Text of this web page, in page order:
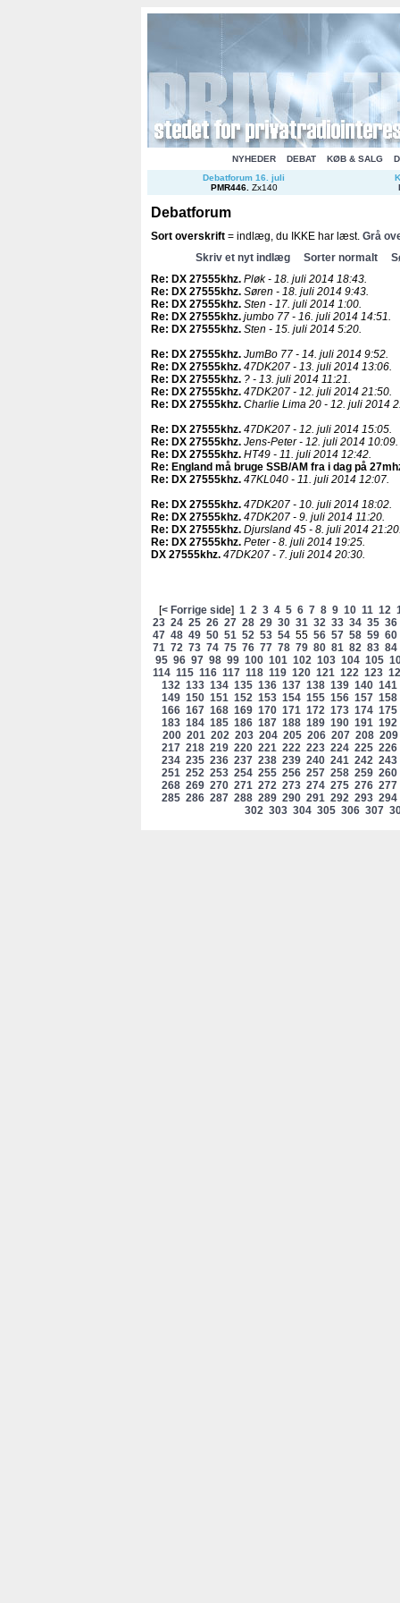
NYHEDER DEBAT KØB & SALG
Debatforum 16. juli
PMR446. Zx140
Debatforum
Sort overskrift = indlæg, du IKKE har læst. Grå
Skriv et nyt indlæg
Sorter normalt
Re: DX 27555khz. Pløk - 18. juli 2014 18:43.
Re: DX 27555khz. Søren - 18. juli 2014 9:43.
Re: DX 27555khz. Sten - 17. juli 2014 1:00.
Re: DX 27555khz. jumbo 77 - 16. juli 2014 14:51.
Re: DX 27555khz. Sten - 15. juli 2014 5:20.
Re: DX 27555khz. JumBo 77 - 14. juli 2014 9:52.
Re: DX 27555khz. 47DK207 - 13. juli 2014 13:06.
Re: DX 27555khz. ? - 13. juli 2014 11:21.
Re: DX 27555khz. 47DK207 - 12. juli 2014 21:50.
Re: DX 27555khz. Charlie Lima 20 - 12. juli 2014
Re: DX 27555khz. 47DK207 - 12. juli 2014 15:05.
Re: DX 27555khz. Jens-Peter - 12. juli 2014 10:09.
Re: DX 27555khz. HT49 - 11. juli 2014 12:42.
Re: England må bruge SSB/AM fra i dag på
Re: DX 27555khz. 47KL040 - 11. juli 2014 12:07.
Re: DX 27555khz. 47DK207 - 10. juli 2014 18:02.
Re: DX 27555khz. 47DK207 - 9. juli 2014 11:20.
Re: DX 27555khz. Djursland 45 - 8. juli 2014
Re: DX 27555khz. Peter - 8. juli 2014 19:25.
DX 27555khz. 47DK207 - 7. juli 2014 20:30.
[< Forrige side] 1 2 3 4 5 6 7 8 9 10 11 12
23 24 25 26 27 28 29 30 31 32 33 34 35 36
47 48 49 50 51 52 53 5455 56 57 58 59 60
71 72 73 74 75 76 77 78 79 80 81 82 83 84
95 96 97 98 99 100 101 102 103 104 105
114 115 116 117 118 119 120 121 122 123
132 133 134 135 136 137 138 139 140 141
149 150 151 152 153 154 155 156 157 158
166 167 168 169 170 171 172 173 174 175
183 184 185 186 187 188 189 190 191 192
200 201 202 203 204 205 206 207 208 209
217 218 219 220 221 222 223 224 225 226
234 235 236 237 238 239 240 241 242 243
251 252 253 254 255 256 257 258 259 260
268 269 270 271 272 273 274 275 276 277
285 286 287 288 289 290 291 292 293 294
302 303 304 305 306 307